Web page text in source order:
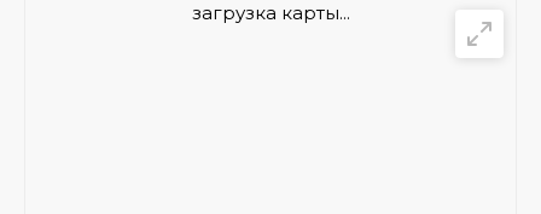
загрузка карты...